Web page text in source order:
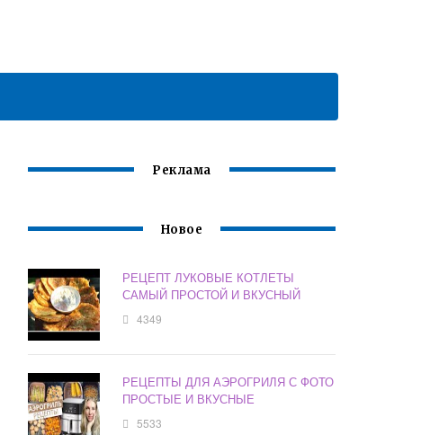
Реклама
Новое
РЕЦЕПТ ЛУКОВЫЕ КОТЛЕТЫ
САМЫЙ ПРОСТОЙ И ВКУСНЫЙ
4349
РЕЦЕПТЫ ДЛЯ АЭРОГРИЛЯ С ФОТО
ПРОСТЫЕ И ВКУСНЫЕ
5533